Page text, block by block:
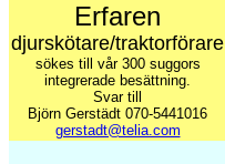
Erfaren
djurskötare/traktorförare
sökes till vår 300 suggors
integrerade besättning.
Svar till
Björn Gerstädt 070-5441016
gerstadt@telia.com